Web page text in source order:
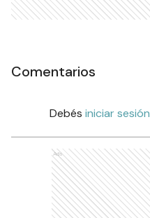
Comentarios
Debés iniciar sesión
Ads